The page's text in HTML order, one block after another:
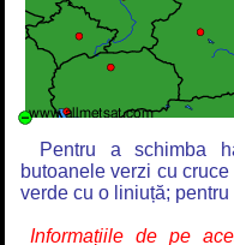
Pentru a schimba
butoanele verzi cu
verde cu o liniuță;
Informațiile de pe